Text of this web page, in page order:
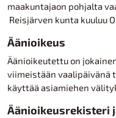
maakuntajaon pohjalta
Reisjärven kunta kuuluu
Äänioikeus
Äänioikeutettu on
viimeistään vaalipäivänä
käyttää asiamiehen
Äänioikeusrekisteri